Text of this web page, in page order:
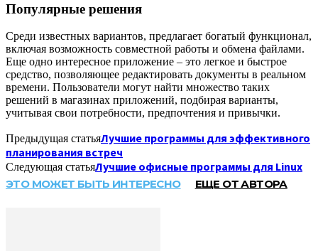
Популярные решения
Среди известных вариантов, предлагает богатый функционал,
включая возможность совместной работы и обмена файлами.
Еще одно интересное приложение – это легкое и быстрое
средство, позволяющее редактировать документы в реальном
времени. Пользователи могут найти множество таких
решений в магазинах приложений, подбирая варианты,
учитывая свои потребности, предпочтения и привычки.
Предыдущая статьяЛучшие программы для эффективного
планирования встреч
Следующая статьяЛучшие офисные программы для Linux
ЭТО МОЖЕТ БЫТЬ ИНТЕРЕСНО ЕЩЕ ОТ АВТОРА